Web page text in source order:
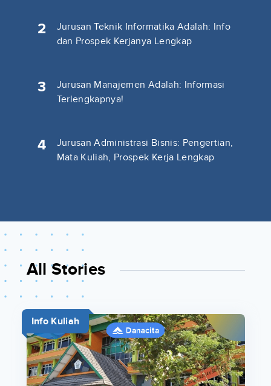
2
Jurusan Teknik Informatika Adalah: Info
dan Prospek Kerjanya Lengkap
3
Jurusan Manajemen Adalah: Informasi
Terlengkapnya!
4
Jurusan Administrasi Bisnis: Pengertian,
Mata Kuliah, Prospek Kerja Lengkap
All Stories
Info Kuliah